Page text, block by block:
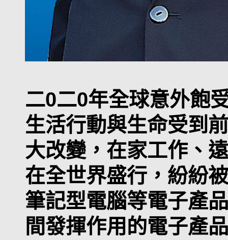
二0二0年全球意外飽
生活行動與生命受到
大改變，在家工作、
在全世界盛行，紛紛
筆記型電腦等電子產
間發揮作用的電子產